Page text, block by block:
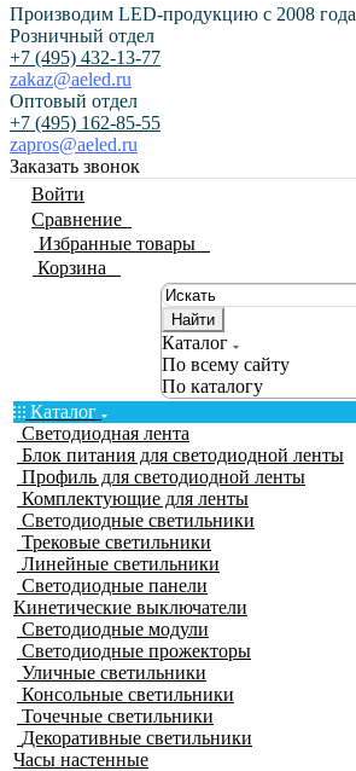
Производим LED-продукцию с 2008 года
Розничный отдел
+7 (495) 432-13-77
zakaz@aeled.ru
Оптовый отдел
+7 (495) 162-85-55
zapros@aeled.ru
Заказать звонок
Войти
Сравнение
Избранные товары
Корзина
Найти
Каталог
По всему сайту
По каталогу
Каталог
Светодиодная лента
Блок питания для светодиодной ленты
Профиль для светодиодной ленты
Комплектующие для ленты
Светодиодные светильники
Трековые светильники
Линейные светильники
Светодиодные панели
Кинетические выключатели
Светодиодные модули
Светодиодные прожекторы
Уличные светильники
Консольные светильники
Точечные светильники
Декоративные светильники
Часы настенные